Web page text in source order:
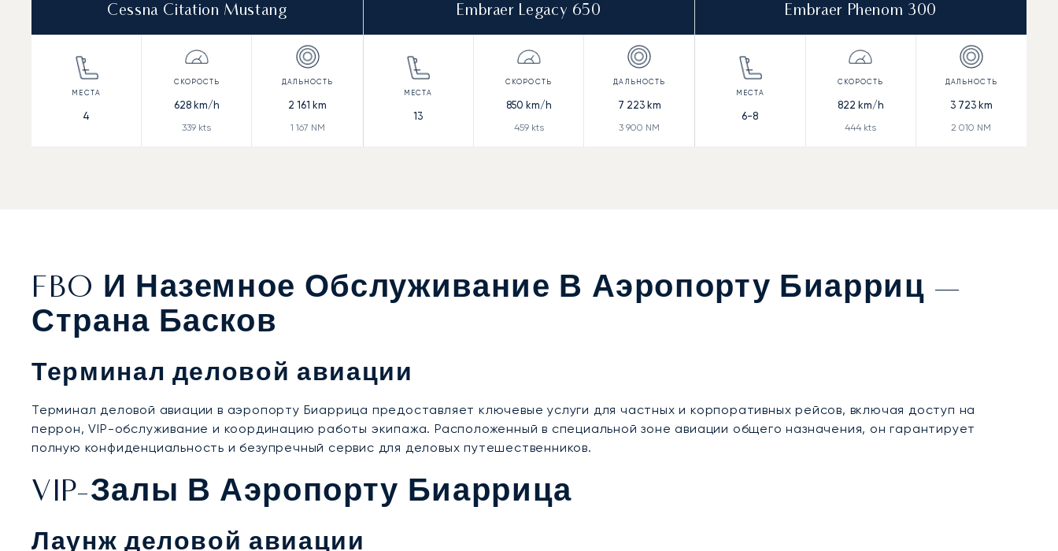
Cessna Citation Mustang
4
628km/h
339 kts
2 161 km
1 167 NM
Embraer Legacy 650
13
850 km/h
459kts
7 223km
3 900 NM
Embraer Phenom 300
6-8
822 km/h
444 kts
3 723km
2 010 NM
FBO И Наземное Обслуживание В Аэропорту Биарриц —
Страна Басков
Терминал деловой авиации
Терминал деловой авиации в аэропорту Биаррица предоставляет ключевые услуги для частных и корпоративных рейсов, включая доступ на
перрон, VIP-обслуживание и координацию работы экипажа. Расположенный в специальной зоне авиации общего назначения, он гарантирует
полную конфиденциальность и безупречный сервис для деловых путешественников.
VIP-Залы В Аэропорту Биаррица
Лаунж деловой авиации